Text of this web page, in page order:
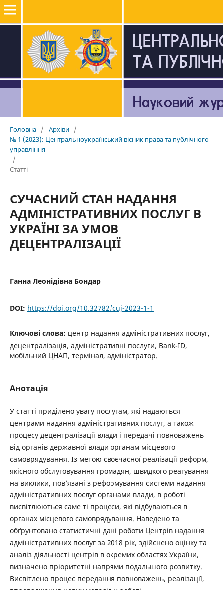
Головна / Архіви /
№ 1 (2023): Центральноукраїнський вісник права та публічного
управління
/
Статті
СУЧАСНИЙ СТАН НАДАННЯ
АДМІНІСТРАТИВНИХ ПОСЛУГ В
УКРАЇНІ ЗА УМОВ
ДЕЦЕНТРАЛІЗАЦІЇ
Ганна Леонідівна Бондар
DOI: https://doi.org/10.32782/cuj-2023-1-1
Ключові слова: центр надання адміністративних послуг,
децентралізація, адміністративні послуги, Bank-ID,
мобільний ЦНАП, термінал, адміністратор.
Анотація
У статті приділено увагу послугам, які надаються
центрами надання адміністративних послуг, а також
процесу децентралізації влади і передачі повноважень
від органів державної влади органам місцевого
самоврядування. Із метою своєчасної реалізації реформ,
якісного обслуговування громадян, швидкого реагування
на виклики, пов’язані з реформування системи надання
адміністративних послуг органами влади, в роботі
висвітлюються саме ті процеси, які відбуваються в
органах місцевого самоврядування. Наведено та
обґрунтовано статистичні дані роботи Центрів надання
адміністративних послуг за 2018 рік, здійснено оцінку та
аналіз діяльності центрів в окремих областях України,
визначено пріоритетні напрями подальшого розвитку.
Висвітлено процес передання повноважень, реалізації,